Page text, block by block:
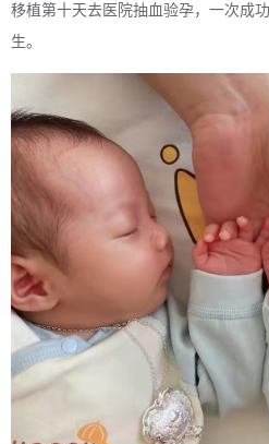
移植第十天去医院抽血验孕，一次成
生。